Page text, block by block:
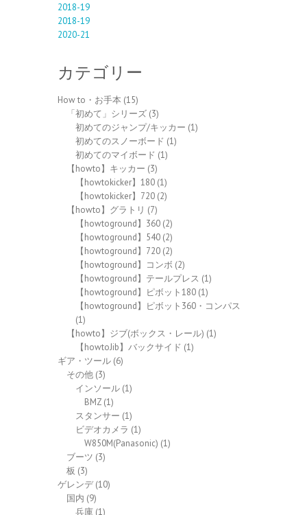
2018-19
2018-19
2020-21
カテゴリー
How to・お手本 (15)
「初めて」シリーズ (3)
初めてのジャンプ/キッカー (1)
初めてのスノーボード (1)
初めてのマイボード (1)
【howto】キッカー (3)
【howtokicker】180 (1)
【howtokicker】720 (2)
【howto】グラトリ (7)
【howtoground】360 (2)
【howtoground】540 (2)
【howtoground】720 (2)
【howtoground】コンボ (2)
【howtoground】テールプレス (1)
【howtoground】ピボット180 (1)
【howtoground】ピボット360・コンパス
(1)
【howto】ジブ(ボックス・レール) (1)
【howtoJib】バックサイド (1)
ギア・ツール (6)
その他 (3)
インソール (1)
BMZ (1)
スタンサー (1)
ビデオカメラ (1)
W850M(Panasonic) (1)
ブーツ (3)
板 (3)
ゲレンデ(10)
国内 (9)
兵庫 (1)